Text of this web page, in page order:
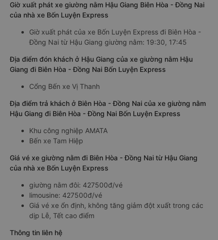
Giờ xuất phát xe giường nằm Hậu Giang Biên Hòa - Đồng Nai
của nhà xe Bốn Luyện Express
Giờ xuất phát của xe Bốn Luyện Express đi Biên Hòa -
Đồng Nai từ Hậu Giang giường nằm: 19:30, 17:45
Địa điểm đón khách ở Hậu Giang của xe giường nằm Hậu
Giang đi Biên Hòa - Đồng Nai Bốn Luyện Express
Cổng Bến xe Vị Thanh
Địa điểm trả khách ở Biên Hòa - Đồng Nai của xe giường nằm
Hậu Giang đi Biên Hòa - Đồng Nai Bốn Luyện Express
Khu công nghiệp AMATA
Bến xe Tam Hiệp
Giá vé xe giường nằm đi Biên Hòa - Đồng Nai từ Hậu Giang
của nhà xe Bốn Luyện Express
giường nằm đôi: 427500đ/vé
limousine: 427500đ/vé
Giá vé xe ổn định, không tăng giảm đột xuất trong các
dịp Lễ, Tết cao điểm
Thông tin liên hệ